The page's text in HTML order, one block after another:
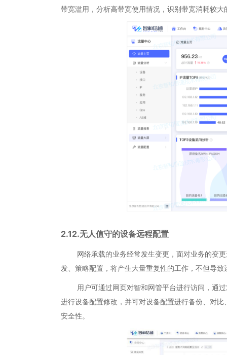
带宽滥用，分析高带宽使用情况，识别带宽消耗较
2.12.无人值守的设备远程配置
网络承载的业务经常发生变更，面对业务的变更
发、策略配置，将产生大量重复性的工作，不但导
用户可通过网页对智和网管平台进行访问，通过
进行设备配置修改，并可对设备配置进行备份、对
安全性。